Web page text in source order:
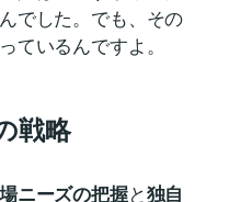
でした。でも、その
ているんですよ。
戦略
ニーズの把握と独自